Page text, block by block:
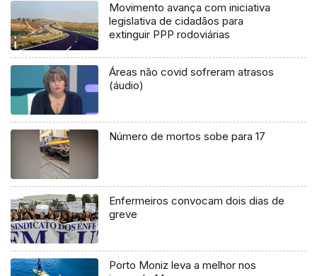
Movimento avança com iniciativa
legislativa de cidadãos para
extinguir PPP rodoviárias
Áreas não covid sofreram atrasos
(áudio)
Número de mortos sobe para 17
Enfermeiros convocam dois dias de
greve
Porto Moniz leva a melhor nos